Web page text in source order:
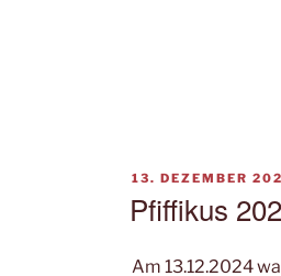
VERÖFFENTLICHT
13. DEZEMBER
Pfiffikus
Am 13.12.2024